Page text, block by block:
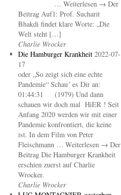
… Weiterlesen → Der
Beitrag Auf1: Prof. Sucharit
Bhakdi findet klare Worte: „Die
Welt steht […]
Charlie Wrocker
Die Hamburger Krankheit 2022-07-
17
oder „So zeigt sich eine echte
Pandemie“ Schau´ es Dir an:
01:44:31 (1979) Und dann
schauen wir doch mal HiER ! Seit
Anfang 2020 werden wir mit einer
Pandemie konfrontiert, die keine
ist. In dem Film von Peter
Fleischmann … Weiterlesen → Der
Beitrag Die Hamburger Krankheit
erschien zuerst auf Charlie
Wrocker.
Charlie Wrocker